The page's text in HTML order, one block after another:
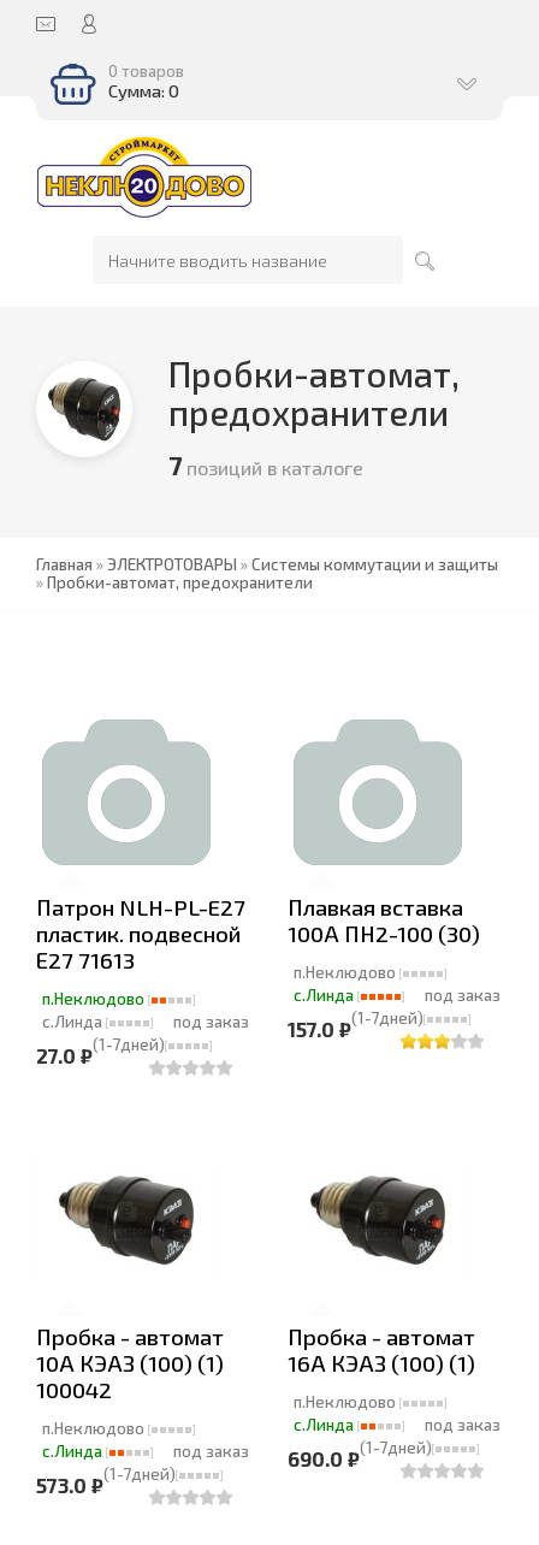
0 товаров
Сумма: 0
Пробки-автомат,
предохранители
7позиций в каталоге
Главная »ЭЛЕКТРОТОВАРЫ »Системы коммутации и защиты
»Пробки-автомат, предохранители
Патрон NLH-PL-E27
пластик. подвесной
Е27 71613
п.Неклюдово
с.Линда
под заказ
(1-7дней)
27.0 ₽
Плавкая вставка
100А ПН2-100 (30)
п.Неклюдово
с.Линда
под заказ
(1-7дней)
157.0 ₽
Пробка - автомат
10А КЭАЗ (100) (1)
100042
п.Неклюдово
с.Линда
под заказ
(1-7дней)
573.0 ₽
Пробка - автомат
16А КЭАЗ (100) (1)
п.Неклюдово
с.Линда
под заказ
(1-7дней)
690.0 ₽